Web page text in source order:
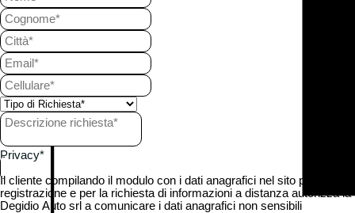
Privacy*
Il cliente compilando il modulo con i dati anagrafici nel sito per la
registrazione e per la richiesta di informazioni a distanza autorizza la
Degidio Auto srl a comunicare i dati anagrafici non sensibili